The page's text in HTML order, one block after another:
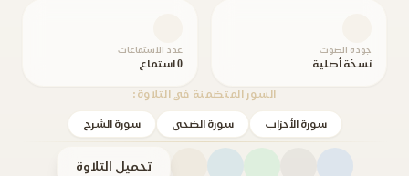
جودة الصوت
نسخة أصلية
عدد الاستماعات
0 استماع
السور المتضمنة في التلاوة:
سورة الأحزاب سورة الضحى سورة الشرح
تحميل التلاوة